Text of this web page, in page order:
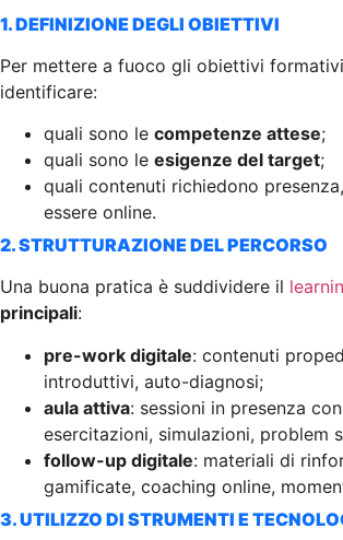
1. DEFINIZIONE DEGLI OBIETTIVI
Per mettere a fuoco gli obiettivi
identificare:
quali sono le competenze attese;
quali sono le esigenze del target;
quali contenuti richiedono
essere online.
2. STRUTTURAZIONE DEL PERCORSO
Una buona pratica è suddividere il
principali:
pre-work digitale: contenuti
introduttivi, auto-diagnosi;
aula attiva: sessioni in presenza
esercitazioni, simulazioni, problem
follow-up digitale: materiali di
gamificate, coaching online,
3. UTILIZZO DI STRUMENTI E